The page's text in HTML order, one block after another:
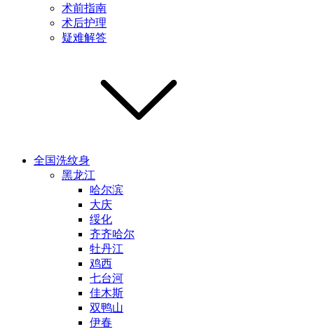
术前指南
术后护理
疑难解答
全国洗纹身
黑龙江
哈尔滨
大庆
绥化
齐齐哈尔
牡丹江
鸡西
七台河
佳木斯
双鸭山
伊春